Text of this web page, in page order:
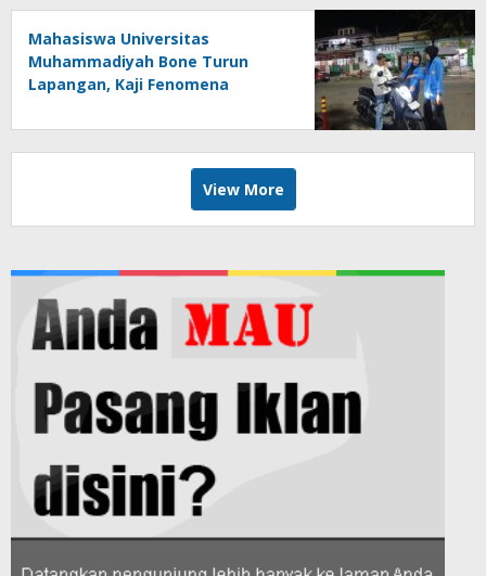
Mahasiswa Universitas
Muhammadiyah Bone Turun
Lapangan, Kaji Fenomena
melalui Riset FOTOFOBIA
View More